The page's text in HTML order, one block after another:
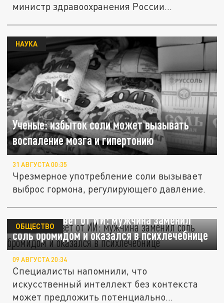
министр здравоохранения России...
Ученые: избыток соли может вызывать
воспаление мозга и гипертонию
НАУКА
31 АВГУСТА 00:35
Чрезмерное употребление соли вызывает
выброс гормона, регулирующего давление.
Опасный совет от ИИ: мужчина заменил
соль бромидом и оказался в психлечебнице
ОБЩЕСТВО
09 АВГУСТА 20:34
Специалисты напомнили, что
искусственный интеллект без контекста
может предложить потенциально